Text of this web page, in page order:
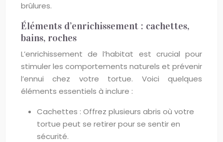
brûlures.
Éléments d’enrichissement : cachettes,
bains, roches
L’enrichissement de l’habitat est crucial pour
stimuler les comportements naturels et prévenir
l’ennui chez votre tortue. Voici quelques
éléments essentiels à inclure :
Cachettes : Offrez plusieurs abris où votre
tortue peut se retirer pour se sentir en
sécurité.